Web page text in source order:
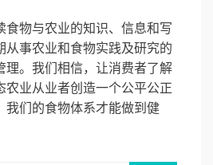
食物与农业的知识、信息和写
从事农业和食物实践及研究的
理。我们相信，让消费者了解
农业从业者创造一个公平公正
我们的食物体系才能做到健